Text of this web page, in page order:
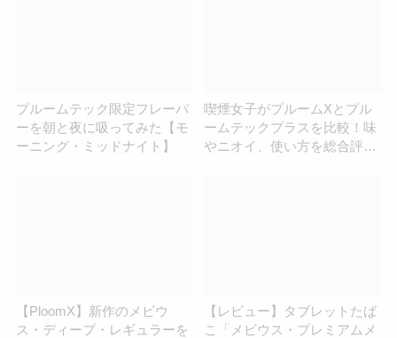
プルームテック限定フレーバ
ーを朝と夜に吸ってみた【モ
ーニング・ミッドナイト】
喫煙女子がプルームXとプル
ームテックプラスを比較！味
やニオイ、使い方を総合評価
【PloomX】新作のメビウ
ス・ディープ・レギュラーを
【レビュー】タブレットたば
こ「メビウス・プレミアムメ